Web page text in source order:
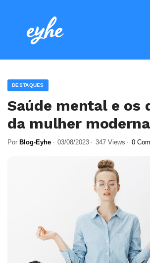
DESTAQUES
Saúde mental e os
da mulher moderna
Por Blog-Eyhe 03/08/2023 347 Views 0